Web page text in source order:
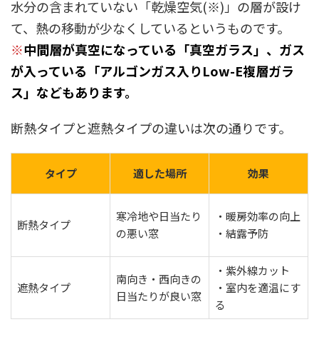
水分の含まれていない「乾燥空気(※)」の層が設け
て、熱の移動が少なくしているというものです。
※中間層が真空になっている「真空ガラス」、ガス
が入っている「アルゴンガス入りLow-E複層ガラ
ス」などもあります。
断熱タイプと遮熱タイプの違いは次の通りです。
タイプ 適した場所 効果
断熱タイプ
寒冷地や日当たり
の悪い窓
・暖房効率の向上
・結露予防
遮熱タイプ
南向き・西向きの
日当たりが良い窓
・紫外線カット
・室内を適温にす
る